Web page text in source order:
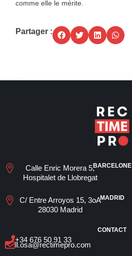
comme elle le mérite.
Partager :
BARCELONE
Calle Enric Morera 5,
Hospitalet de Llobregat
MADRID
C/ Entre Arroyos 15, 3oA
28030 Madrid
CONTACT
+34 676 50 91 33
ll.osa@rectimepro.com